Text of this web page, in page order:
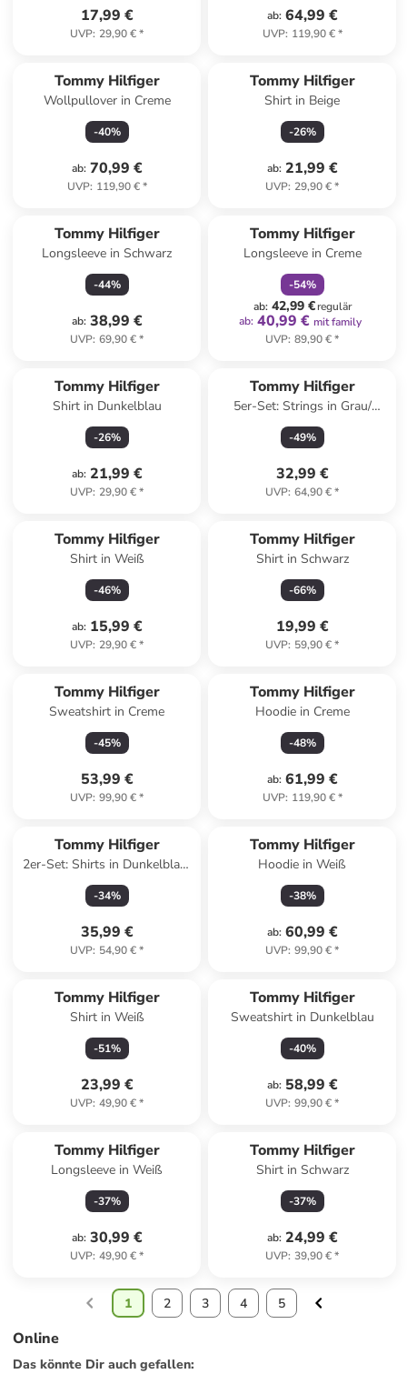
17,99 €
UVP: 29,90 €*
ab: 64,99 €
UVP: 119,90 €*
Tommy Hilfiger
Wollpullover in Creme
-40%
ab: 70,99 €
UVP: 119,90 €*
Tommy Hilfiger
Shirt in Beige
-26%
ab: 21,99 €
UVP: 29,90 €*
Tommy Hilfiger
Longsleeve in Schwarz
-44%
ab: 38,99 €
UVP: 69,90 €*
Tommy Hilfiger
Longsleeve in Creme
-54%
ab: 42,99 €regulär
ab: 40,99 € mit family
UVP: 89,90 €*
Tommy Hilfiger
Shirt in Dunkelblau
-26%
ab: 21,99 €
UVP: 29,90 €*
Tommy Hilfiger
5er-Set: Strings in Grau/
Weiß/ Schwarz
-49%
32,99 €
UVP: 64,90 €*
Tommy Hilfiger
Shirt in Weiß
-46%
ab: 15,99 €
UVP: 29,90 €*
Tommy Hilfiger
Shirt in Schwarz
-66%
19,99 €
UVP: 59,90 €*
Tommy Hilfiger
Sweatshirt in Creme
-45%
53,99 €
UVP: 99,90 €*
Tommy Hilfiger
Hoodie in Creme
-48%
ab: 61,99 €
UVP: 119,90 €*
Tommy Hilfiger
2er-Set: Shirts in Dunkelblau/
Weiß
-34%
35,99 €
UVP: 54,90 €*
Tommy Hilfiger
Hoodie in Weiß
-38%
ab: 60,99 €
UVP: 99,90 €*
Tommy Hilfiger
Shirt in Weiß
-51%
23,99 €
UVP: 49,90 €*
Tommy Hilfiger
Sweatshirt in Dunkelblau
-40%
ab: 58,99 €
UVP: 99,90 €*
Tommy Hilfiger
Longsleeve in Weiß
-37%
ab: 30,99 €
UVP: 49,90 €*
Tommy Hilfiger
Shirt in Schwarz
-37%
ab: 24,99 €
UVP: 39,90 €*
1 2 3 4 5
Online
Das könnte Dir auch gefallen: